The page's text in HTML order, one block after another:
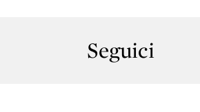
Seguici